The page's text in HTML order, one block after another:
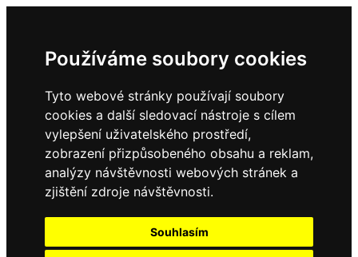
Používáme soubory cookies
Tyto webové stránky používají soubory
cookies a další sledovací nástroje s cílem
vylepšení uživatelského prostředí,
zobrazení přizpůsobeného obsahu a reklam,
analýzy návštěvnosti webových stránek a
zjištění zdroje návštěvnosti.
Souhlasím